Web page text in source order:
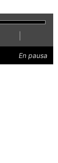
Lent
En pausa